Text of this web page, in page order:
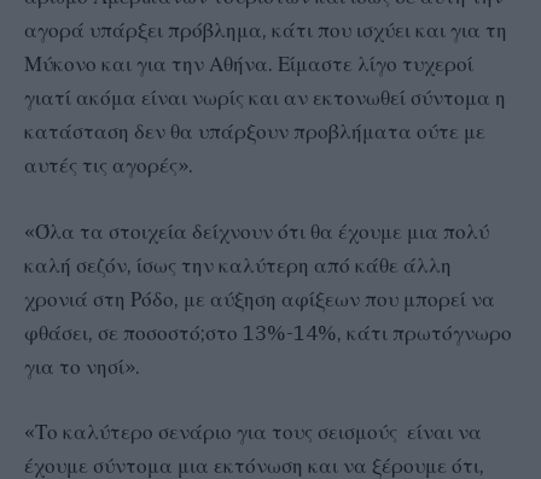
αγορά υπάρξει πρόβλημα, κάτι που ισχύει και για τη
Μύκονο και για την Αθήνα. Είμαστε λίγο τυχεροί
γιατί ακόμα είναι νωρίς και αν εκτονωθεί σύντομα η
κατάσταση δεν θα υπάρξουν προβλήματα ούτε με
αυτές τις αγορές».
«Όλα τα στοιχεία δείχνουν ότι θα έχουμε μια πολύ
καλή σεζόν, ίσως την καλύτερη από κάθε άλλη
χρονιά στη Ρόδο, με αύξηση αφίξεων που μπορεί να
φθάσει, σε ποσοστό;στο 13%-14%, κάτι πρωτόγνωρο
για το νησί».
«Το καλύτερο σενάριο για τους σεισμούς είναι να
έχουμε σύντομα μια εκτόνωση και να ξέρουμε ότι,